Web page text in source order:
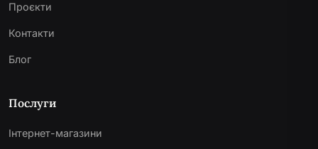
Проєкти
Контакти
Блог
Послуги
Інтернет-магазини